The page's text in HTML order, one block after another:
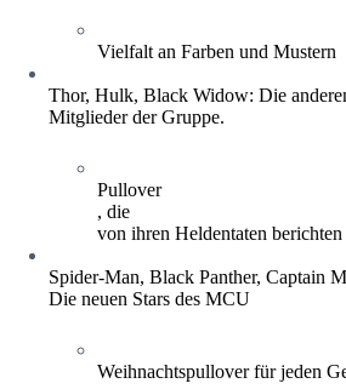
Vielfalt an Farben und Mustern
Thor, Hulk, Black Widow: Die
Mitglieder der Gruppe.
Pullover
, die
von ihren Heldentaten berichten
Spider-Man, Black Panther, Captain
Die neuen Stars des MCU
Weihnachtspullover für jeden